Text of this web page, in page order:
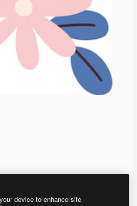
device to enhance site